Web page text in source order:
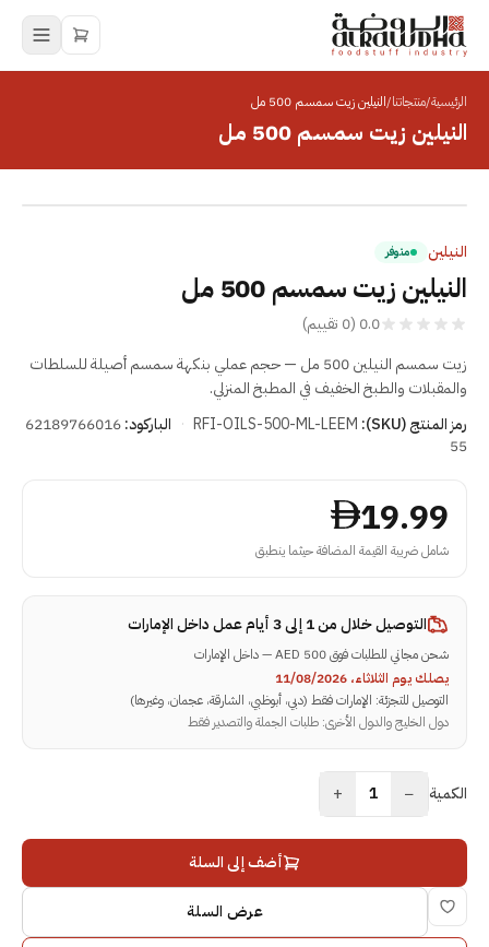
الرئيسية/منتجاتنا/النيلين زيت سمسم 500 مل
النيلين زيت سمسم 500 مل
النيلين متوفر
النيلين زيت سمسم 500 مل
0.0
(
0 تقييم)
زيت سمسم النيلين 500 مل — حجم عملي بنكهة سمسم أصيلة للسلطات
والمقبلات والطبخ الخفيف في المطبخ المنزلي.
رمز المنتج (SKU):
RFI-OILS-500-ML-LEEM
· الباركود:62189766016
55
19.99
شامل ضريبة القيمة المضافة حيثما ينطبق
التوصيل خلالمن 1 إلى 3 أيام عمل داخل الإمارات
شحن مجاني للطلبات فوق 500 AED — داخل الإمارات
يصلك يوم الثلاثاء، 11/08/2026
التوصيل للتجزئة: الإمارات فقط (دبي، أبوظبي، الشارقة، عجمان، وغيرها)
دول الخليج والدول الأخرى: طلبات الجملة والتصدير فقط
الكمية −
1
+
أضف إلى السلة
عرض السلة